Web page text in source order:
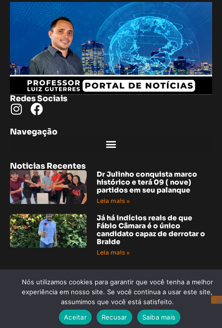
Redes Sociais
Navegação
Noticias Recentes
Dr Julinho conquista marco
histórico e terá 09 ( nove)
partidos em seu palanque
Leia mais »
Já há indícios reais de que
Fábio Câmara é o único
candidato capaz de derrotar o
Braide
Leia mais »
“Grupo amigos solidários de
Araioses, o social é a base para
ajudar quem precisa”
Leia mais »
Maranhenses se destacam no
Nós utilizamos cookies para garantir que você tenha a melhor
experiência em nosso site. Se você continua a usar este site,
assumimos que você está satisfeito.
Aceitar
Recusar Saiba mais